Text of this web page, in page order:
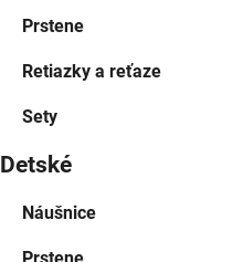
Prstene
Retiazky a reťaze
Sety
Detské
Náušnice